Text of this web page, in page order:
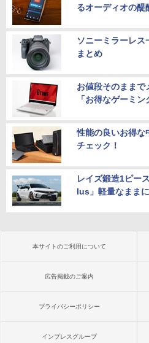
るオーディオの醍
ソニーミラーレ
まとめ
お値段そのままで
「お得なゲーミン
性能の良いお得な
チェック！
レイズ鍛造1ピー
lus」軽量なまま
本サイトのご利用について
広告掲載のご案内
プライバシーポリシー
インプレスグループ